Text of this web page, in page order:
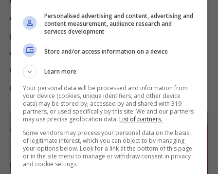
camper che costava soltanto 12.990 euro, un
prezzo a dir poco basso
del genere. In Germania, pensate voi, questa
Granta rivisitata era già stata vista in passato,
ma costava quasi 30 mila euro.
Personalised advertising and content, advertising and
content measurement, audience research and
services development
Store and/or access information on a device
Learn more
Your personal data will be processed and information from
your device (cookies, unique identifiers, and other device
data) may be stored by, accessed by and shared with 319
partners, or used specifically by this site. We and our partners
may use precise geolocation data. List of partners.
Some vendors may process your personal data on the basis
of legitimate interest, which you can object to by managing
your options below. Look for a link at the bottom of this page
or in the site menu to manage or withdraw consent in privacy
and cookie settings.